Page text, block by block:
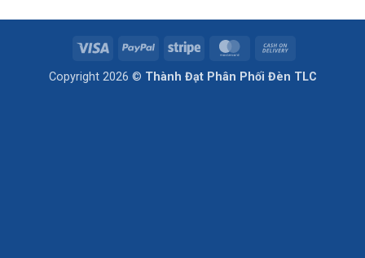
Visa PayPal Stripe MasterCard
Delivery
Copyright 2026 © Thành Đạt Phân Phối Đèn TLC